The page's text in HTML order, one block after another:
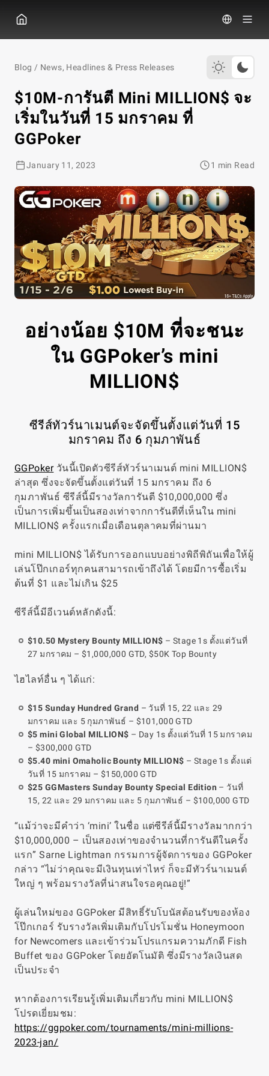
Blog / News, Headlines & Press Releases
$10M-การันตี Mini MILLION$ จะ
เริ่มในวันที่ 15 มกราคม ที่
GGPoker
January 11, 2023 1 min Read
อย่างน้อย $10M ที่จะชนะ
ใน GGPoker’s mini
MILLION$
ซีรีส์ทัวร์นาเมนต์จะจัดขึ้นตั้งแต่วันที่ 15
มกราคม ถึง 6 กุมภาพันธ์
GGPokerวันนี้เปิดตัวซีรีส์ทัวร์นาเมนต์ mini MILLION$
ล่าสุด ซึ่งจะจัดขึ้นตั้งแต่วันที่ 15 มกราคม ถึง 6
กุมภาพันธ์ ซีรีส์นี้มีรางวัลการันตี $10,000,000 ซึ่ง
เป็นการเพิ่มขึ้นเป็นสองเท่าจากการันตีที่เห็นใน mini
MILLION$ ครั้งแรกเมื่อเดือนตุลาคมที่ผ่านมา
mini MILLION$ ได้รับการออกแบบอย่างพิถีพิถันเพื่อให้ผู้
เล่นโป๊กเกอร์ทุกคนสามารถเข้าถึงได้ โดยมีการซื้อเริ่ม
ต้นที่ $1 และไม่เกิน $25
ซีรีส์นี้มีอีเวนต์หลักดังนี้:
$10.50 Mystery Bounty MILLION$ – Stage 1s ตั้งแต่วันที่
27 มกราคม – $1,000,000 GTD, $50K Top Bounty
ไฮไลท์อื่น ๆ ได้แก่:
$15 Sunday Hundred Grand – วันที่ 15, 22 และ 29
มกราคม และ 5 กุมภาพันธ์ – $101,000 GTD
$5 mini Global MILLION$ – Day 1s ตั้งแต่วันที่ 15 มกราคม
– $300,000 GTD
$5.40 mini Omaholic Bounty MILLION$ – Stage 1s ตั้งแต่
วันที่ 15 มกราคม – $150,000 GTD
$25 GGMasters Sunday Bounty Special Edition – วันที่
15, 22 และ 29 มกราคม และ 5 กุมภาพันธ์ – $100,000 GTD
“แม้ว่าจะมีคำว่า ‘mini’ ในชื่อ แต่ซีรีส์นี้มีรางวัลมากกว่า
$10,000,000 – เป็นสองเท่าของจำนวนที่การันตีในครั้ง
แรก” Sarne Lightman กรรมการผู้จัดการของ GGPoker
กล่าว “ไม่ว่าคุณจะมีเงินทุนเท่าไหร่ ก็จะมีทัวร์นาเมนต์
ใหญ่ ๆ พร้อมรางวัลที่น่าสนใจรอคุณอยู่!”
ผู้เล่นใหม่ของ GGPoker มีสิทธิ์รับโบนัสต้อนรับของห้อง
โป๊กเกอร์ รับรางวัลเพิ่มเติมกับโปรโมชั่น Honeymoon
for Newcomers และเข้าร่วมโปรแกรมความภักดี Fish
Buffet ของ GGPoker โดยอัตโนมัติ ซึ่งมีรางวัลเงินสด
เป็นประจำ
หากต้องการเรียนรู้เพิ่มเติมเกี่ยวกับ mini MILLION$
โปรดเยี่ยมชม:
https://ggpoker.com/tournaments/mini-millions-
2023-jan/